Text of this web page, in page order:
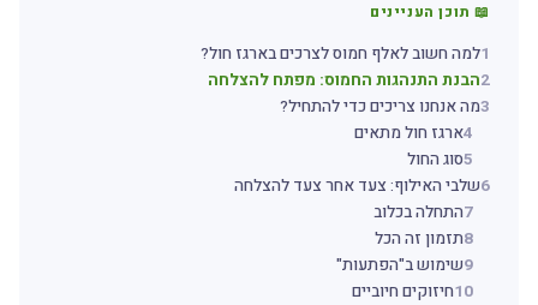
📖 תוכן העניינים
למה חשוב לאלף חמוס לצרכים בארגז חול?
2הבנת התנהגות החמוס: מפתח להצלחה
מה אנחנו צריכים כדי להתחיל?
ארגז חול מתאים
סוג החול
6שלבי האילוף: צעד אחר צעד להצלחה
7התחלה בכלוב
8תזמון זה הכל
9שימוש ב"הפתעות"
10חיזוקים חיוביים